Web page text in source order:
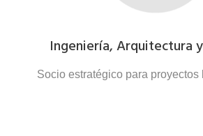
Ingeniería, Arquitectura
Socio estratégico para proyectos